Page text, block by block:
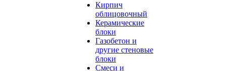
Кирпич
облицовочный
Керамические
блоки
Газобетон и
другие стеновые
блоки
Смеси и